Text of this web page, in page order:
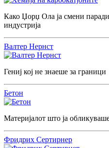
Како Џорџ Ола ја смени
индустрија
Валтер Нернст
Гениј кој не знаеше за граници
Бетон
Материјалот што ја
Фридрих Сертирнер